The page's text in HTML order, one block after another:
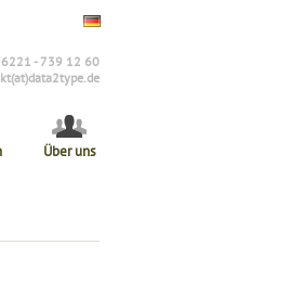
6221 - 739 12 60
Über uns